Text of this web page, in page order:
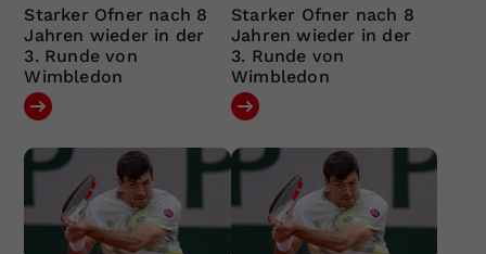
Starker Ofner nach 8
Jahren wieder in der
3. Runde von
Wimbledon
Starker Ofner nach 8
Jahren wieder in der
3. Runde von
Wimbledon